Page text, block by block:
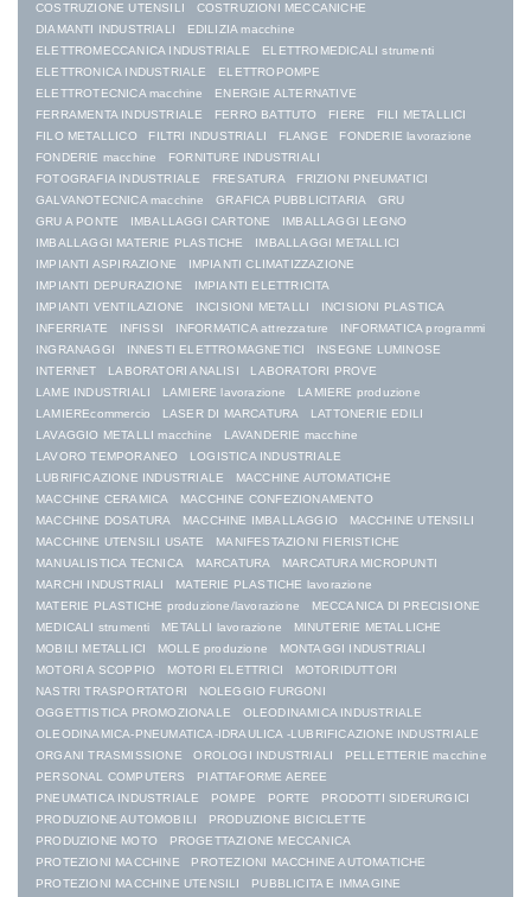
COSTRUZIONE UTENSILI
COSTRUZIONI MECCANICHE
DIAMANTI INDUSTRIALI
EDILIZIA macchine
ELETTROMECCANICA INDUSTRIALE
ELETTROMEDICALI strumenti
ELETTRONICA INDUSTRIALE
ELETTROPOMPE
ELETTROTECNICA macchine
ENERGIE ALTERNATIVE
FERRAMENTA INDUSTRIALE
FERRO BATTUTO FIERE
FILI METALLICI
FILO METALLICO
FILTRI INDUSTRIALI FLANGE
FONDERIE lavorazione
FONDERIE macchine
FORNITURE INDUSTRIALI
FOTOGRAFIA INDUSTRIALE
FRESATURA
FRIZIONI PNEUMATICI
GALVANOTECNICA macchine
GRAFICA PUBBLICITARIA
GRU
GRU A PONTE
IMBALLAGGI CARTONE
IMBALLAGGI LEGNO
IMBALLAGGI MATERIE PLASTICHE
IMBALLAGGI METALLICI
IMPIANTI ASPIRAZIONE
IMPIANTI CLIMATIZZAZIONE
IMPIANTI DEPURAZIONE
IMPIANTI ELETTRICITA
IMPIANTI VENTILAZIONE
INCISIONI METALLI
INCISIONI PLASTICA
INFERRIATE
INFISSI INFORMATICA attrezzature
INFORMATICA programmi
INGRANAGGI
INNESTI ELETTROMAGNETICI
INSEGNE LUMINOSE
INTERNET
LABORATORI ANALISI
LABORATORI PROVE
LAME INDUSTRIALI
LAMIERE lavorazione
LAMIERE produzione
LAMIEREcommercio
LASER DI MARCATURA
LATTONERIE EDILI
LAVAGGIO METALLI macchine
LAVANDERIE macchine
LAVORO TEMPORANEO
LOGISTICA INDUSTRIALE
LUBRIFICAZIONE INDUSTRIALE
MACCHINE AUTOMATICHE
MACCHINE CERAMICA
MACCHINE CONFEZIONAMENTO
MACCHINE DOSATURA
MACCHINE IMBALLAGGIO
MACCHINE UTENSILI
MACCHINE UTENSILI USATE
MANIFESTAZIONI FIERISTICHE
MANUALISTICA TECNICA
MARCATURA
MARCATURA MICROPUNTI
MARCHI INDUSTRIALI
MATERIE PLASTICHE lavorazione
MATERIE PLASTICHE produzione/lavorazione
MECCANICA DI PRECISIONE
MEDICALI strumenti
METALLI lavorazione
MINUTERIE METALLICHE
MOBILI METALLICI
MOLLE produzione
MONTAGGI INDUSTRIALI
MOTORI A SCOPPIO
MOTORI ELETTRICI
MOTORIDUTTORI
NASTRI TRASPORTATORI
NOLEGGIO FURGONI
OGGETTISTICA PROMOZIONALE
OLEODINAMICA INDUSTRIALE
OLEODINAMICA-PNEUMATICA-IDRAULICA -LUBRIFICAZIONE INDUSTRIALE
ORGANI TRASMISSIONE
OROLOGI INDUSTRIALI
PELLETTERIE macchine
PERSONAL COMPUTERS
PIATTAFORME AEREE
PNEUMATICA INDUSTRIALE
POMPE PORTE
PRODOTTI SIDERURGICI
PRODUZIONE AUTOMOBILI
PRODUZIONE BICICLETTE
PRODUZIONE MOTO
PROGETTAZIONE MECCANICA
PROTEZIONI MACCHINE
PROTEZIONI MACCHINE AUTOMATICHE
PROTEZIONI MACCHINE UTENSILI
PUBBLICITA E IMMAGINE